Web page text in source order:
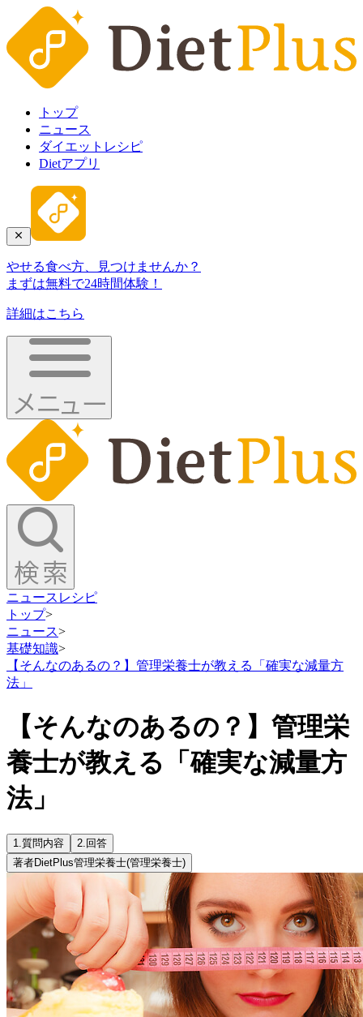
トップ
ニュース
ダイエットレシピ
Dietアプリ
やせる食べ方、見つけませんか？
まずは無料で24時間体験！
詳細はこちら
ニュース レシピ
トップ>
ニュース>
基礎知識>
【そんなのあるの？】管理栄養士が教える「確実な減量方
法」
【そんなのあるの？】管理栄
養士が教える「確実な減量方
法」
1.質問内容 2. 回答
著者DietPlus管理栄養士(管理栄養士)